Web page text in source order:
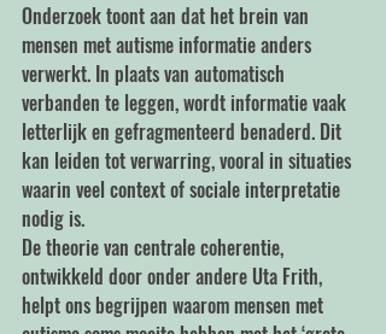
Onderzoek toont aan dat het brein van
mensen met autisme informatie anders
verwerkt. In plaats van automatisch
verbanden te leggen, wordt informatie vaak
letterlijk en gefragmenteerd benaderd. Dit
kan leiden tot verwarring, vooral in situaties
waarin veel context of sociale interpretatie
nodig is.
De theorie van centrale coherentie,
ontwikkeld door onder andere Uta Frith,
helpt ons begrijpen waarom mensen met